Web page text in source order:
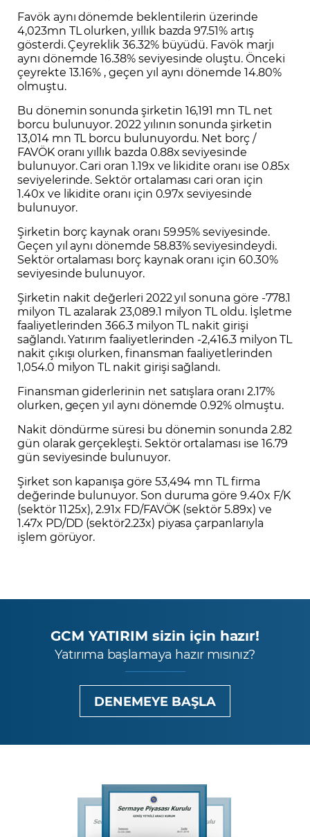
Favök aynı dönemde beklentilerin üzerinde
4,023mn TL olurken, yıllık bazda 97.51% artış
gösterdi. Çeyreklik 36.32% büyüdü. Favök marjı
aynı dönemde 16.38% seviyesinde oluştu. Önceki
çeyrekte 13.16% , geçen yıl aynı dönemde 14.80%
olmuştu.
Bu dönemin sonunda şirketin 16,191 mn TL net
borcu bulunuyor. 2022 yılının sonunda şirketin
13,014 mn TL borcu bulunuyordu. Net borç /
FAVÖK oranı yıllık bazda 0.88x seviyesinde
bulunuyor. Cari oran 1.19x ve likidite oranı ise 0.85x
seviyelerinde. Sektör ortalaması cari oran için
1.40x ve likidite oranı için 0.97x seviyesinde
bulunuyor.
Şirketin borç kaynak oranı 59.95% seviyesinde.
Geçen yıl aynı dönemde 58.83% seviyesindeydi.
Sektör ortalaması borç kaynak oranı için 60.30%
seviyesinde bulunuyor.
Şirketin nakit değerleri 2022 yıl sonuna göre -778.1
milyon TL azalarak 23,089.1 milyon TL oldu. İşletme
faaliyetlerinden 366.3 milyon TL nakit girişi
sağlandı. Yatırım faaliyetlerinden -2,416.3 milyon TL
nakit çıkışı olurken, finansman faaliyetlerinden
1,054.0 milyon TL nakit girişi sağlandı.
Finansman giderlerinin net satışlara oranı 2.17%
olurken, geçen yıl aynı dönemde 0.92% olmuştu.
Nakit döndürme süresi bu dönemin sonunda 2.82
gün olarak gerçekleşti. Sektör ortalaması ise 16.79
gün seviyesinde bulunuyor.
Şirket son kapanışa göre 53,494 mn TL firma
değerinde bulunuyor. Son duruma göre 9.40x F/K
(sektör 11.25x), 2.91x FD/FAVÖK (sektör 5.89x) ve
1.47x PD/DD (sektör2.23x) piyasa çarpanlarıyla
işlem görüyor.
GCM YATIRIM sizin için hazır!
Yatırıma başlamaya hazır mısınız?
DENEMEYE BAŞLA